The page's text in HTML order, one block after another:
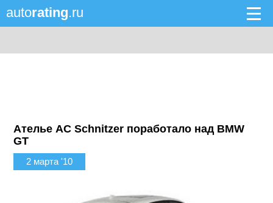
autorating.ru
Ателье AC Schnitzer поработало над BMW
GT
2 марта '10